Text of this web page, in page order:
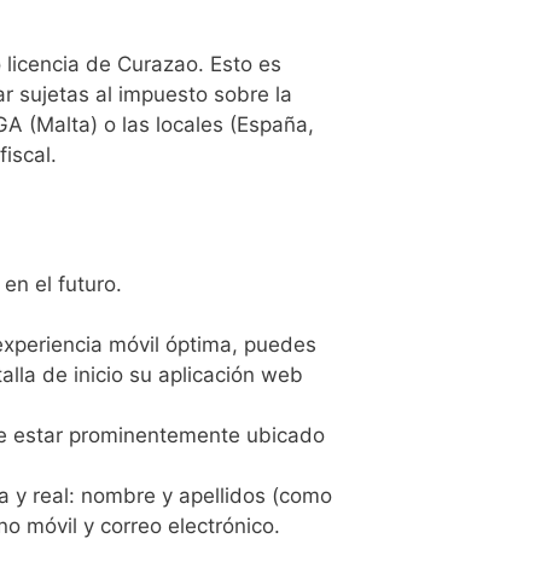
de Curazao. Esto es
sujetas al impuesto sobre la
(Malta) o las locales (España,
el futuro.
móvil óptima, puedes
de inicio su aplicación web
estar prominentemente ubicado
y real: nombre y apellidos (como
móvil y correo electrónico.